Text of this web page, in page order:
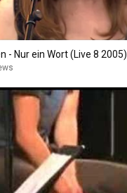
- Nur ein Wort (Live 8 2005)